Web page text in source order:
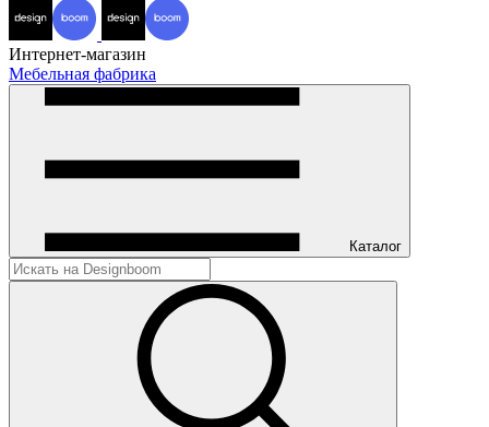
Интернет-магазин
Мебельная фабрика
Каталог